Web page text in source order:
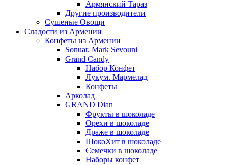
Армянский Тараз
Другие производители
Сушеные Овощи
Сладости из Армении
Конфеты из Армении
Sonuar. Mark Sevouni
Grand Candy
Набор Конфет
Лукум. Мармелад
Конфеты
Арколад
GRAND Dian
Фрукты в шоколаде
Орехи в шоколаде
Драже в шоколаде
ШокоХит в шоколаде
Семечки в шоколаде
Наборы конфет